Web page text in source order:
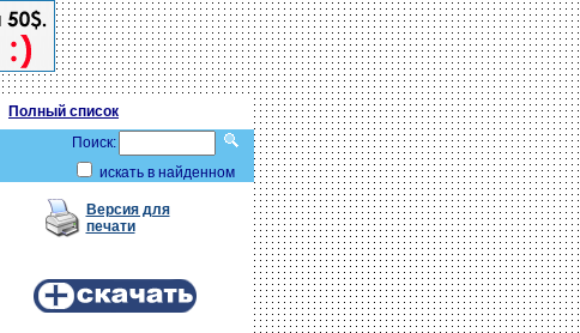
Полный список
Поиск:
искать в найденном
Версия для
печати